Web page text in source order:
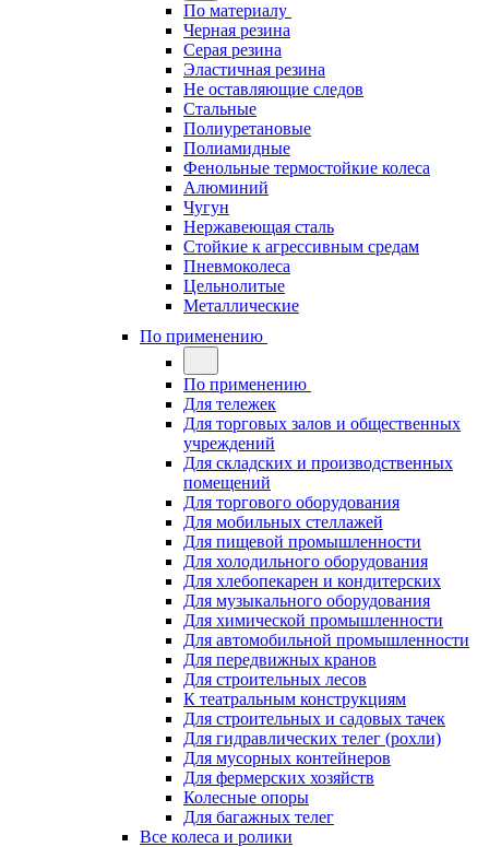
По материалу
Черная резина
Серая резина
Эластичная резина
Не оставляющие следов
Стальные
Полиуретановые
Полиамидные
Фенольные термостойкие колеса
Алюминий
Чугун
Нержавеющая сталь
Стойкие к агрессивным средам
Пневмоколеса
Цельнолитые
Металлические
По применению
По применению
Для тележек
Для торговых залов и общественных
учреждений
Для складских и производственных
помещений
Для торгового оборудования
Для мобильных стеллажей
Для пищевой промышленности
Для холодильного оборудования
Для хлебопекарен и кондитерских
Для музыкального оборудования
Для химической промышленности
Для автомобильной промышленности
Для передвижных кранов
Для строительных лесов
К театральным конструкциям
Для строительных и садовых тачек
Для гидравлических телег (рохли)
Для мусорных контейнеров
Для фермерских хозяйств
Колесные опоры
Для багажных телег
Все колеса и ролики